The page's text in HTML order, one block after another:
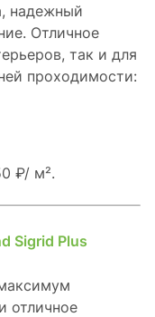
надежный
Отличное
так и для
проходимости:
₽/ м².
Sigrid Plus
отличное